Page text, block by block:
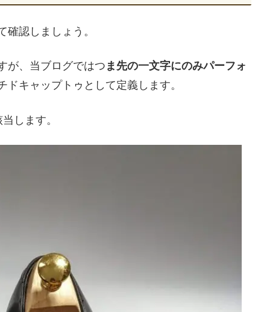
認しましょう。
が、当ブログではつ ま先の一文字にのみパーフォ
ドキャップトゥとして定義します。
します。